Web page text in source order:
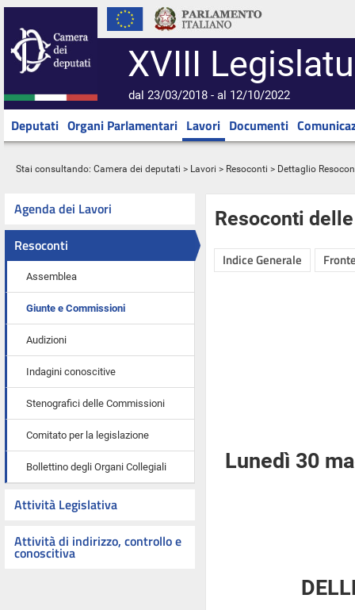
XVIII
dal 23/03/2018 - al 12/10/2022
Deputati Organi Parlamentari Lavori Documenti
Stai consultando: Camera dei deputati > Lavori > Resoconti > Dettaglio
Agenda dei Lavori
Resoconti
Assemblea
Giunte e Commissioni
Audizioni
Indagini conoscitive
Stenografici delle Commissioni
Comitato per la legislazione
Bollettino degli Organi Collegiali
Attività Legislativa
Attività di indirizzo, controllo e
conoscitiva
Resoconti
Indice Generale
Lunedì 30